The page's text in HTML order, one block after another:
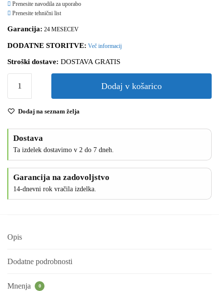
Prenesite navodila za uporabo
Prenesite tehnični list
Garancija: 24 MESECEV
DODATNE STORITVE: Več informacij
Stroški dostave: DOSTAVA GRATIS
Dodaj v košarico
Dodaj na seznam želja
Dostava
Ta izdelek dostavimo v 2 do 7 dneh.
Garancija na zadovoljstvo
14-dnevni rok vračila izdelka.
Opis
Dodatne podrobnosti
Mnenja 0